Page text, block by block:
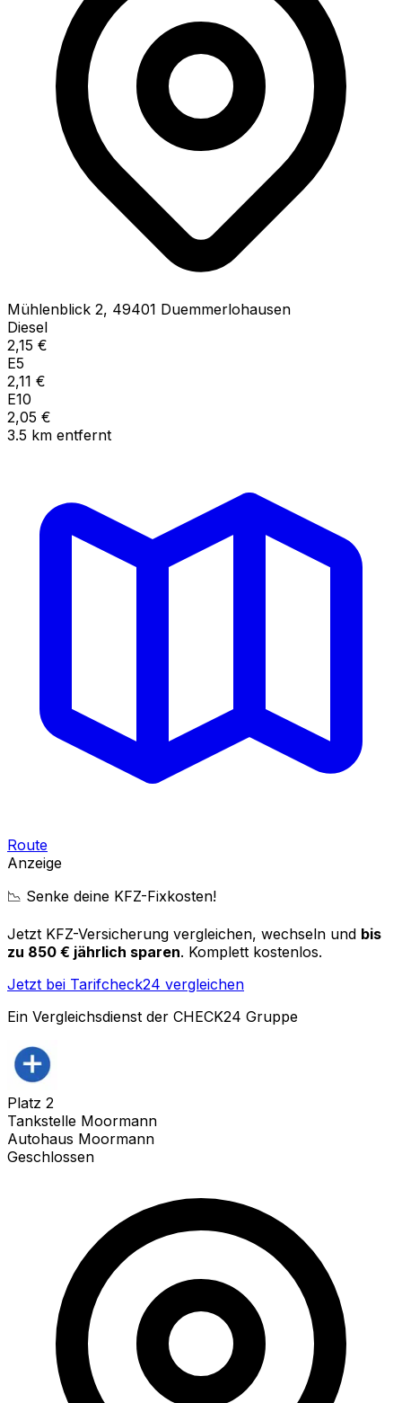
Mühlenblick 2, 49401 Duemmerlohausen
Diesel
2,15 €
E5
2,11 €
E10
2,05 €
3.5 km entfernt
Route
Anzeige
📉 Senke deine KFZ-Fixkosten!
Jetzt KFZ-Versicherung vergleichen, wechseln und bis
zu 850 € jährlich sparen. Komplett kostenlos.
Jetzt bei Tarifcheck24 vergleichen
Ein Vergleichsdienst der CHECK24 Gruppe
Platz 2
Tankstelle Moormann
Autohaus Moormann
Geschlossen